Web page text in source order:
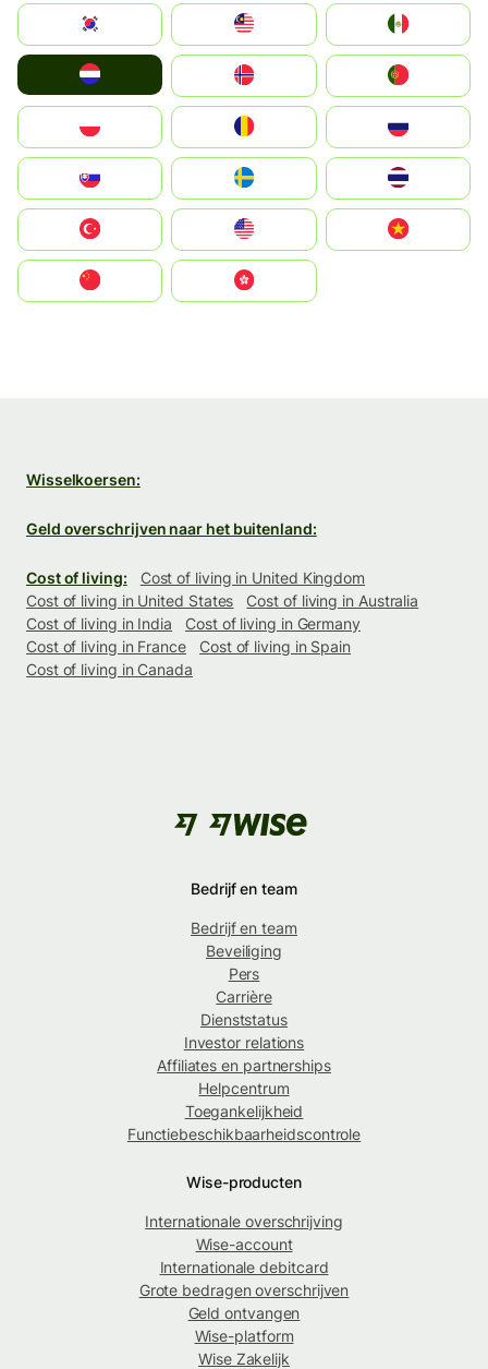
South Korea
United States
中國香港特別行政區
Wisselkoersen:
Geld overschrijven naar het buitenland:
Cost of living:
Cost of living in United Kingdom
Cost of living in United States
Cost of living in Australia
Cost of living in India
Cost of living in Germany
Cost of living in France
Cost of living in Spain
Cost of living in Canada
Bedrijf en team
Bedrijf en team
Beveiliging
Pers
Carrière
Dienststatus
Investor relations
Affiliates en partnerships
Helpcentrum
Toegankelijkheid
Functiebeschikbaarheidscontrole
Wise-producten
Internationale overschrijving
Wise-account
Internationale debitcard
Grote bedragen overschrijven
Geld ontvangen
Wise-platform
Wise Zakelijk